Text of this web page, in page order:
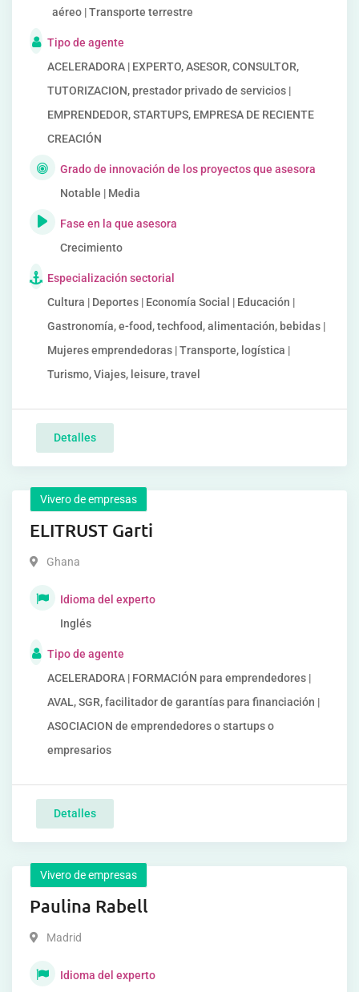
aéreo | Transporte terrestre
Tipo de agente
ACELERADORA | EXPERTO, ASESOR, CONSULTOR,
TUTORIZACION, prestador privado de servicios |
EMPRENDEDOR, STARTUPS, EMPRESA DE RECIENTE
CREACIÓN
Grado de innovación de los proyectos que asesora
Notable | Media
Fase en la que asesora
Crecimiento
Especialización sectorial
Cultura | Deportes | Economía Social | Educación |
Gastronomía, e-food, techfood, alimentación, bebidas |
Mujeres emprendedoras | Transporte, logística |
Turismo, Viajes, leisure, travel
Detalles
Vivero de empresas
ELITRUST Garti
Ghana
Idioma del experto
Inglés
Tipo de agente
ACELERADORA | FORMACIÓN para emprendedores |
AVAL, SGR, facilitador de garantías para financiación |
ASOCIACION de emprendedores o startups o
empresarios
Detalles
Vivero de empresas
Paulina Rabell
Madrid
Idioma del experto